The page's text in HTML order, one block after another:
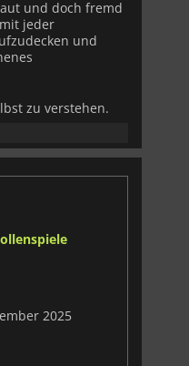
und doch fremd
jeder
und
zu verstehen.
und
an; was du sagst
eine Weise, die
Denkweise-
weiter, der
und
bietet die
zu knüpfen
zeigen sich
Einstellung
die
2025